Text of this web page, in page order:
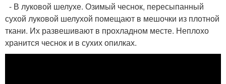
- В луковой шелухе. Озимый чеснок, пересыпанный
сухой луковой шелухой помещают в мешочки из плотной
ткани. Их развешивают в прохладном месте. Неплохо
хранится чеснок и в сухих опилках.